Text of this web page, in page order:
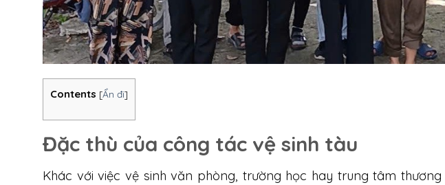
Contents [Ẩn đi]
Đặc thù của công tác vệ sinh tàu
Khác với việc vệ sinh văn phòng, trường học hay trung tâm